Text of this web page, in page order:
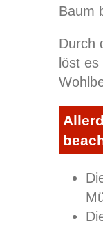
Baum
Durch
löst